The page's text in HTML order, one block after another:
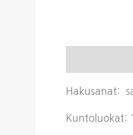
Hakusanat:
Kuntoluokat: